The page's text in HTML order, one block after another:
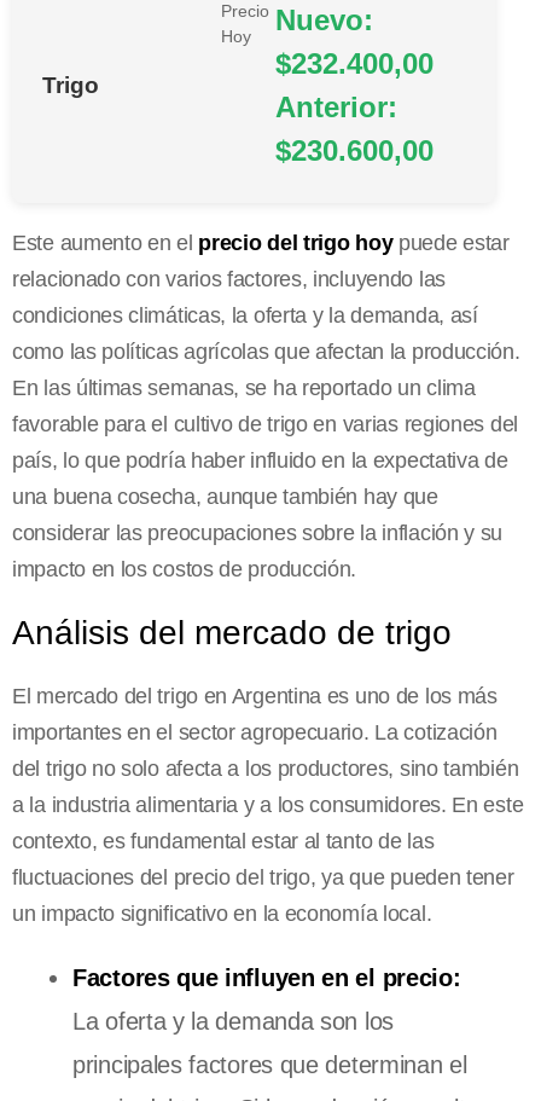
Trigo
Precio
Hoy
Nuevo:
$232.400,00
Anterior:
$230.600,00
Este aumento en el precio del trigo hoypuede estar
relacionado con varios factores, incluyendo las
condiciones climáticas, la oferta y la demanda, así
como las políticas agrícolas que afectan la producción.
En las últimas semanas, se ha reportado un clima
favorable para el cultivo de trigo en varias regiones del
país, lo que podría haber influido en la expectativa de
una buena cosecha, aunque también hay que
considerar las preocupaciones sobre la inflación y su
impacto en los costos de producción.
Análisis del mercado de trigo
El mercado del trigo en Argentina es uno de los más
importantes en el sector agropecuario. La cotización
del trigo no solo afecta a los productores, sino también
a la industria alimentaria y a los consumidores. En este
contexto, es fundamental estar al tanto de las
fluctuaciones del precio del trigo, ya que pueden tener
un impacto significativo en la economía local.
Factores que influyen en el precio:
La oferta y la demanda son los
principales factores que determinan el